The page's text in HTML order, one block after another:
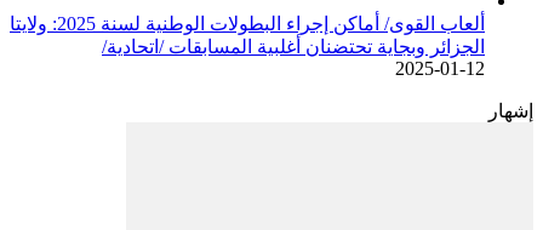
ألعاب القوى/ أماكن إجراء البطولات الوطنية لسنة 2025: ولايتا
الجزائر وبجاية تحتضنان أغلبية المسابقات /اتحادية/
2025-01-12
إشهار